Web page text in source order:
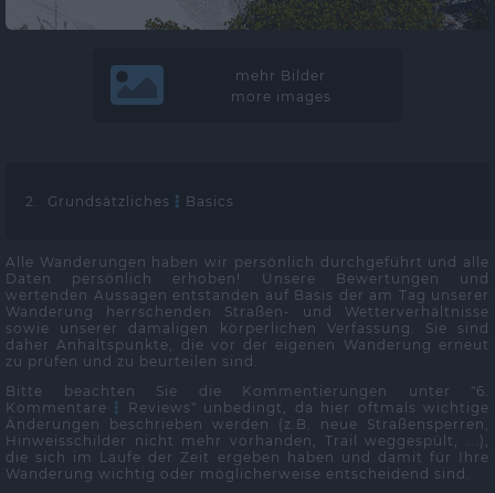
mehr Bilder
more images
2. Grundsätzliches Basics
Alle Wanderungen haben wir persönlich durchgeführt und alle
Daten persönlich erhoben! Unsere Bewertungen und
wertenden Aussagen entstanden auf Basis der am Tag unserer
Wanderung herrschenden Straßen- und Wetterverhältnisse
sowie unserer damaligen körperlichen Verfassung. Sie sind
daher Anhaltspunkte, die vor der eigenen Wanderung erneut
zu prüfen und zu beurteilen sind.
Bitte beachten Sie die Kommentierungen unter "6.
Kommentare
Reviews" unbedingt, da hier oftmals wichtige
Änderungen beschrieben werden (z.B. neue Straßensperren,
Hinweisschilder nicht mehr vorhanden, Trail weggespült, ...),
die sich im Laufe der Zeit ergeben haben und damit für Ihre
Wanderung wichtig oder möglicherweise entscheidend sind.